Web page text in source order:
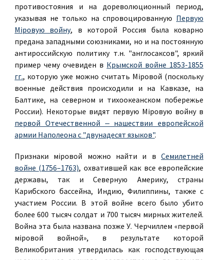
противостояния и на дореволюционный период,
указывая не только на спровоцированную Первую
Мiровую войну, в которой Россия была коварно
предана западными союзниками, но и на постоянную
антироссийскую политику т.н. "англосаксов", яркий
пример чему очевиден в Крымской войне 1853-1855
гг., которую уже можно считать Мiровой (поскольку
военные действия происходили и на Кавказе, на
Балтике, на северном и тихоокеанском побережье
России). Некоторые видят первую Мiровую войну в
первой Отечественной ‒ нашествии европейской
армии Наполеона с "двунадесят языков".
Признаки мiровой можно найти и в Семилетней
войне (1756–1763), охватившей как все европейские
державы, так и Северную Америку, страны
Карибского бассейна, Индию, Филиппины, также с
участием России. В этой войне всего было убито
более 600 тысяч солдат и 700 тысяч мирных жителей.
Война эта была названа позже У. Черчиллем «первой
мiровой войной», в результате которой
Великобритания утвердилась как господствующая